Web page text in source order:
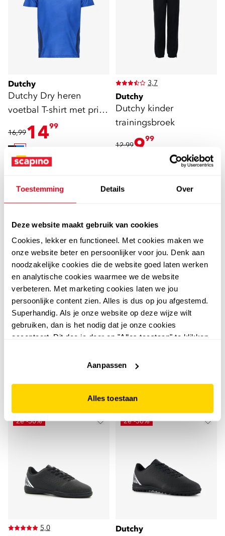
Toestemming Details Over
Deze website maakt gebruik van cookies
Cookies, lekker en functioneel. Met cookies maken we
onze website beter en persoonlijker voor jou. Denk aan
noodzakelijke cookies die de website goed laten werken
en analytische cookies waarmee we de website
verbeteren. Met marketing cookies laten we jou
persoonlijke content zien. Alles is dus op jou afgestemd.
Superhandig. Als je onze website op deze wijze wilt
gebruiken, dan is het nodig dat je onze cookies
accepteert. Dit doe je door op "Alles toestaan" te klikken.
website niet optimaal functioneert.
Aanpassen
Alles toestaan
Dutchy
Dutchy Dry heren
voetbal T-shirt met print
blauw
16,991499
3,7
Dutchy
Dutchy kinder
trainingsbroek
12,99999
Dutchy
Dutchy Flow FG kinder
voetbalschoenen oranje
1,0
Dutchy
Dutchy tweedelig kinder
19,99 17
+2
2e -50%
5,0
2e -50%
Dutchy